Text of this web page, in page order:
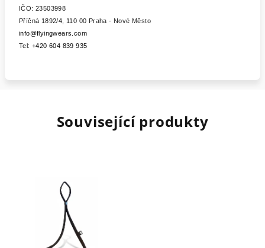
IČO: 23503998
Příčná 1892/4, 110 00 Praha - Nové Město
info@flyingwears.com
Tel: +420 604 839 935
Související produkty